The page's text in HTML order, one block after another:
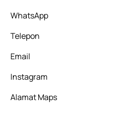
WhatsApp
Telepon
Email
Instagram
Alamat Maps